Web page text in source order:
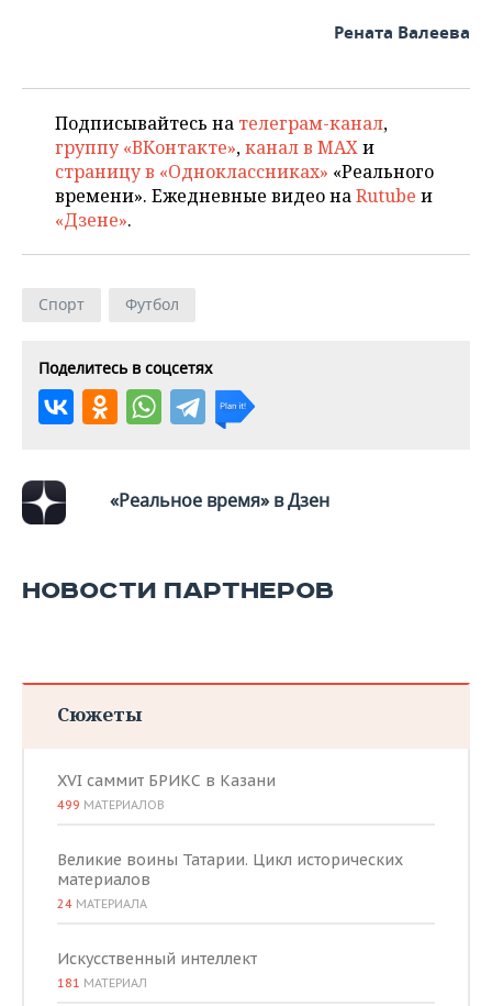
Рената Валеева
Подписывайтесь на телеграм-канал,
группу «ВКонтакте»,канал в MAXи
страницу в «Одноклассниках» «Реального
времени». Ежедневные видео наRutube и
«Дзене».
Спорт Футбол
Поделитесь в соцсетях
«Реальное время» в Дзен
НОВОСТИ ПАРТНЕРОВ
Сюжеты
XVI саммит БРИКС в Казани
499 МАТЕРИАЛОВ
Великие воины Татарии. Цикл исторических
материалов
24 МАТЕРИАЛА
Искусственный интеллект
181 МАТЕРИАЛ